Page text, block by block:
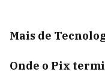
Mais de
Onde o Pix